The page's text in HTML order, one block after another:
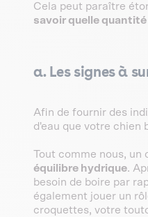
Cela peut paraître
savoir quelle
a. Les signes à
Afin de fournir des
d'eau que votre chien
Tout comme nous, un
équilibre hydrique.
besoin de boire par
également jouer un
croquettes, votre